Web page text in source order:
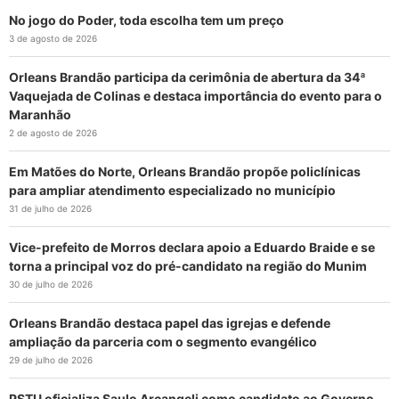
No jogo do Poder, toda escolha tem um preço
3 de agosto de 2026
Orleans Brandão participa da cerimônia de abertura da 34ª
Vaquejada de Colinas e destaca importância do evento para o
Maranhão
2 de agosto de 2026
Em Matões do Norte, Orleans Brandão propõe policlínicas
para ampliar atendimento especializado no município
31 de julho de 2026
Vice-prefeito de Morros declara apoio a Eduardo Braide e se
torna a principal voz do pré-candidato na região do Munim
30 de julho de 2026
Orleans Brandão destaca papel das igrejas e defende
ampliação da parceria com o segmento evangélico
29 de julho de 2026